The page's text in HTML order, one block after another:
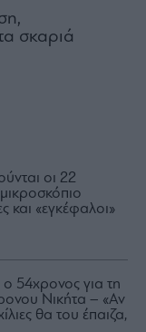
οι 22
και «εγκέφαλοι»
54χρονος για τη
Νικήτα – «Αν
θα του έπαιζα,
σκαριά